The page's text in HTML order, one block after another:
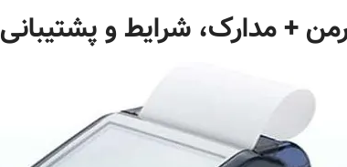
+ مدارک، شرایط و پشتیبانی ۱۴۰۵